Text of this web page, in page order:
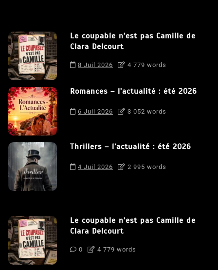
Le coupable n’est pas Camille de
Clara Delcourt
8 Juil 2026 4 779 words
Romances – l’actualité : été 2026
6 Juil 2026 3 052 words
Thrillers – l’actualité : été 2026
4 Juil 2026 2 995 words
Le coupable n’est pas Camille de
Clara Delcourt
0 4 779 words